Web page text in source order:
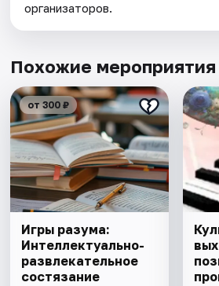
организаторов.
Похожие мероприятия
от 300 ₽
Игры разума:
Интеллектуально-
развлекательное
состязание